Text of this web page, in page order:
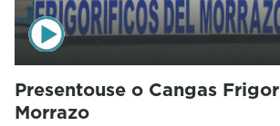
Presentouse o Cangas
Morrazo